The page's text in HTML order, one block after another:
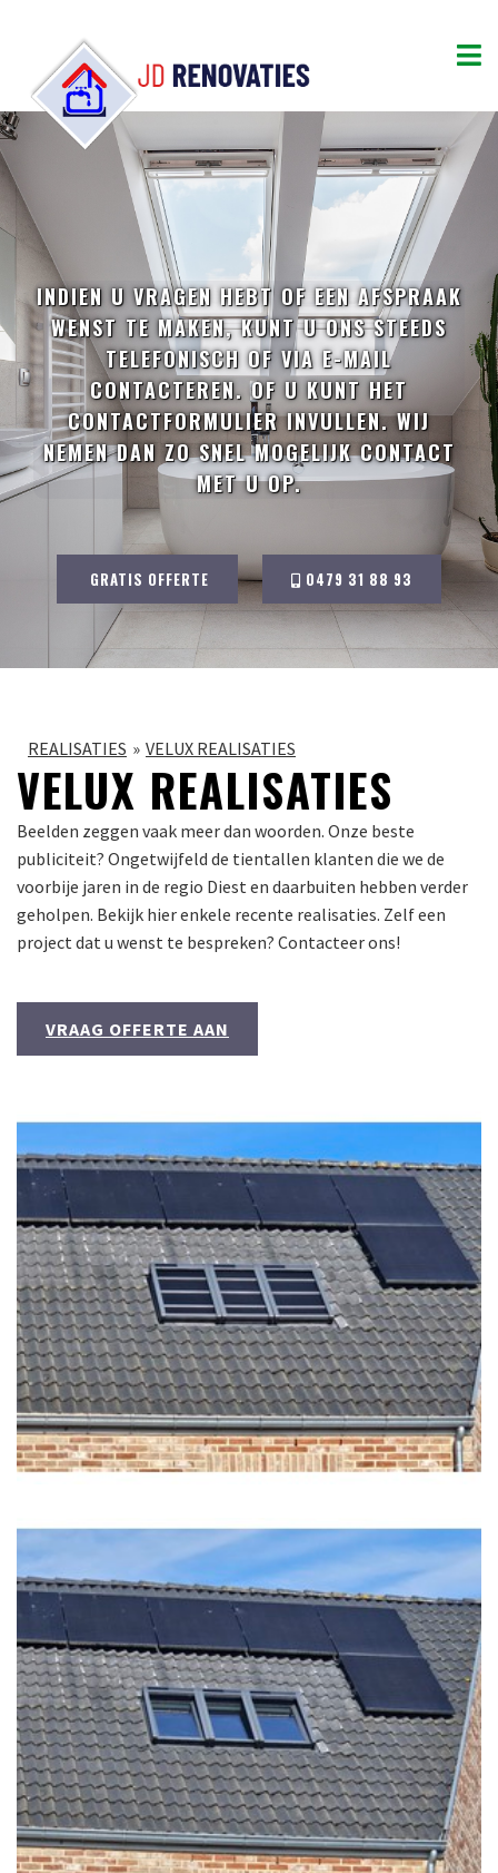
INDIEN U VRAGEN HEBT OF EEN AFSPRAAK
WENST TE MAKEN, KUNT U ONS STEEDS
TELEFONISCH OF VIA E-MAIL
CONTACTEREN. OF U KUNT HET
CONTACTFORMULIER INVULLEN. WIJ
NEMEN DAN ZO SNEL MOGELIJK CONTACT
MET U OP.
GRATIS OFFERTE 0479 31 88 93
REALISATIES VELUX REALISATIES
VELUX REALISATIES
Beelden zeggen vaak meer dan woorden. Onze beste
publiciteit? Ongetwijfeld de tientallen klanten die we de
voorbije jaren in de regio Diest en daarbuiten hebben verder
geholpen. Bekijk hier enkele recente realisaties. Zelf een
project dat u wenst te bespreken? Contacteer ons!
VRAAG OFFERTE AAN